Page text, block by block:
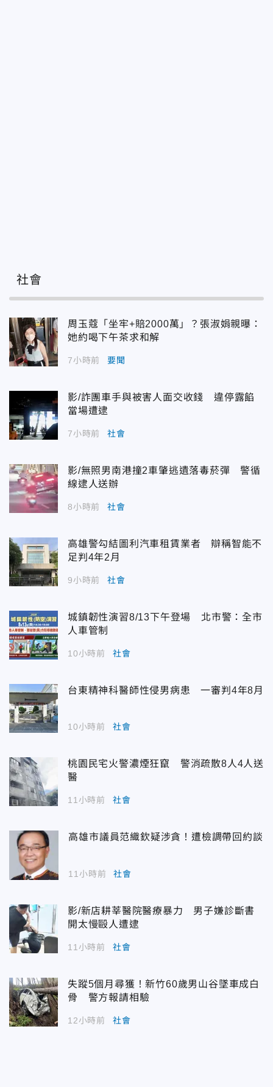
社會
周玉蔻「坐牢+賠2000萬」？張淑娟親曝：
她約喝下午茶求和解
7小時前 要聞
影/詐團車手與被害人面交收錢 違停露餡
當場遭逮
7小時前 社會
影/無照男南港撞2車肇逃遺落毒菸彈 警循
線逮人送辦
8小時前 社會
高雄警勾結圖利汽車租賃業者 辯稱智能不
足判4年2月
9小時前 社會
城鎮韌性演習8/13下午登場 北市警：全市
人車管制
10小時前 社會
台東精神科醫師性侵男病患 一審判4年8月
10小時前 社會
桃園民宅火警濃煙狂竄 警消疏散8人4人送
醫
11小時前 社會
高雄市議員范織欽疑涉貪！遭檢調帶回約談
11小時前 社會
影/新店耕莘醫院醫療暴力 男子嫌診斷書
開太慢毆人遭逮
11小時前 社會
失蹤5個月尋獲！新竹60歲男山谷墜車成白
骨 警方報請相驗
12小時前 社會